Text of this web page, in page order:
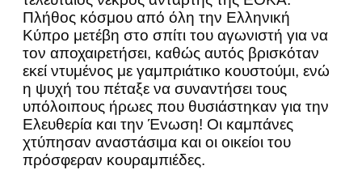
Πλήθος κόσμου από όλη την Ελληνική
Κύπρο μετέβη στο σπίτι του αγωνιστή για να
τον αποχαιρετήσει, καθώς αυτός βρισκόταν
εκεί ντυμένος με γαμπριάτικο κουστούμι, ενώ
η ψυχή του πέταξε να συναντήσει τους
υπόλοιπους ήρωες που θυσιάστηκαν για την
Ελευθερία και την Ένωση! Οι καμπάνες
χτύπησαν αναστάσιμα και οι οικείοι του
πρόσφεραν κουραμπιέδες.